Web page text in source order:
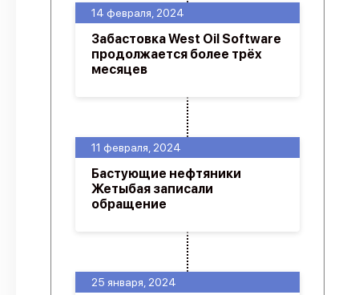
25 января, 2024
11 февраля, 2024
Бастующие нефтяники
Жетыбая записали
обращение
14 февраля, 2024
Забастовка West Oil Software
продолжается более трёх
месяцев